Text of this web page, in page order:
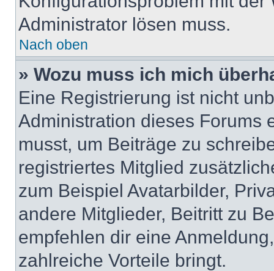
Administrator lösen muss.
Nach oben
» Wozu muss ich mich
Eine Registrierung ist nicht
Administration dieses Forums
musst, um Beiträge zu
registriertes Mitglied
zum Beispiel Avatarbilder,
andere Mitglieder, Beitritt zu
empfehlen dir eine
zahlreiche Vorteile bringt.